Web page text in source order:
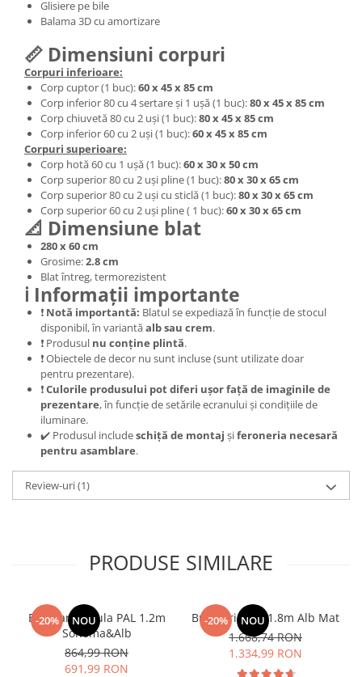
Glisiere pe bile
Balama 3D cu amortizare
📏 Dimensiuni corpuri
Corpuri inferioare:
Corp cuptor (1 buc):60 x 45 x 85 cm
Corp inferior 80 cu 4 sertare și 1 ușă (1 buc):80 x 45 x 85 cm
Corp chiuvetă 80 cu 2 uși (1 buc):80 x 45 x 85 cm
Corp inferior 60 cu 2 uși (1 buc):60 x 45 x 85 cm
Corpuri superioare:
Corp hotă 60 cu 1 ușă (1 buc):60 x 30 x 50 cm
Corp superior 80 cu 2 uși pline (1 buc):80 x 30 x 65 cm
Corp superior 80 cu 2 uși cu sticlă (1 buc):80 x 30 x 65 cm
Corp superior 60 cu 2 uși pline ( 1 buc):60 x 30 x 65 cm
📐 Dimensiune blat
280 x 60 cm
Grosime:2.8 cm
Blat întreg, termorezistent
ℹ️ Informații importante
❗ Notă importantă: Blatul se expediază în funcție de stocul
disponibil, în variantăalb sau crem.
❗ Produsul nu conține plintă.
❗ Obiectele de decor nu sunt incluse (sunt utilizate doar
pentru prezentare).
❗Culorile produsului pot diferi ușor față de imaginile de
prezentare, în funcție de setările ecranului și condițiile de
iluminare.
✔️ Produsul includeschiță de montaj șiferoneria necesară
pentru asamblare.
Review-uri(1)
PRODUSE SIMILARE
-20% NOU
Bucatarie Paula PAL 1.2m
Sonoma&Alb
864,99 RON
691,99 RON
-20% NOU
Bucatarie Lily 1.8m Alb Mat
1.668,74 RON
1.334,99 RON